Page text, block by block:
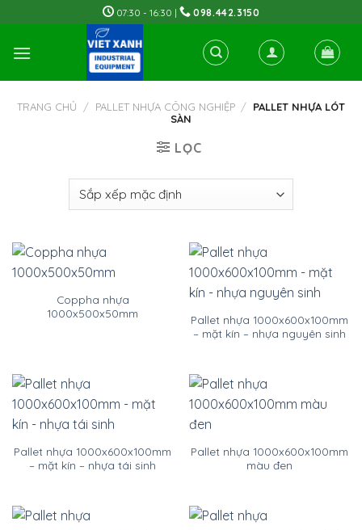
to
content
07:30 - 16:30 | 098.442.3150
TRANG CHỦ / PALLET NHỰA CÔNG NGHIỆP / PALLET NHỰA LÓT
SÀN
LỌC
Coppha nhựa
1000x500x50mm
Pallet nhựa 1000x600x100mm
– mặt kín – nhựa nguyên sinh
Pallet nhựa 1000x600x100mm
– mặt kín – nhựa tái sinh
Pallet nhựa 1000x600x100mm
màu đen